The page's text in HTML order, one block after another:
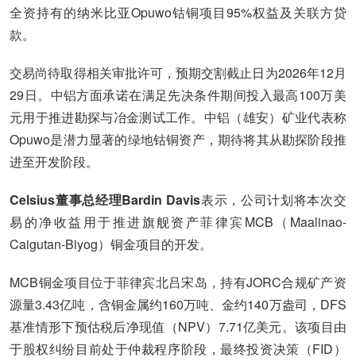
全资持有的纳米比亚Opuwo钴铜项目95%权益及关联方贷
款。
交易尚待取得相关审批许可，预期交割截止日为2026年12月
29日。中铝方面承诺在满足先决条件期间投入最高100万美
元用于推进勘探与冶金测试工作。中铝（雄安）矿业代表称
Opuwo是潜力显著的绿地钴铜资产，期待将其从勘探阶段推
进至开发阶段。
Celsius董事总经理Bardin Davis表示，公司计划将本次交
易的净收益用于推进旗舰资产菲律宾MCB（Maalinao-
Caigutan-Biyog）铜金项目的开发。
MCB铜金项目位于菲律宾北吕宋岛，持有JORC合规矿产资
源量3.43亿吨，含铜金属约160万吨、金约140万盎司，DFS
基准情形下预估税后净现值（NPV）7.71亿美元。该项目由
于股权纠纷目前处于仲裁程序阶段，最终投资决策（FID）